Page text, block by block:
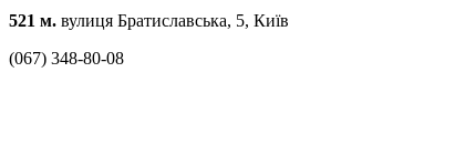
521 м. вулиця Братиславська, 5, Київ
(067) 348-80-08